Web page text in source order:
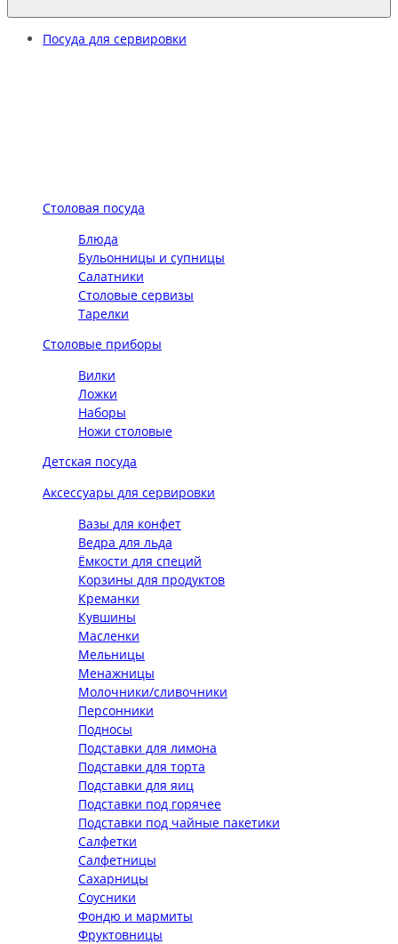
Посуда для сервировки
Столовая посуда
Блюда
Бульонницы и супницы
Салатники
Столовые сервизы
Тарелки
Столовые приборы
Вилки
Ложки
Наборы
Ножи столовые
Детская посуда
Аксессуары для сервировки
Вазы для конфет
Ведра для льда
Ёмкости для специй
Корзины для продуктов
Креманки
Кувшины
Масленки
Мельницы
Менажницы
Молочники/сливочники
Персонники
Подносы
Подставки для лимона
Подставки для торта
Подставки для яиц
Подставки под горячее
Подставки под чайные пакетики
Салфетки
Салфетницы
Сахарницы
Соусники
Фондю и мармиты
Фруктовницы